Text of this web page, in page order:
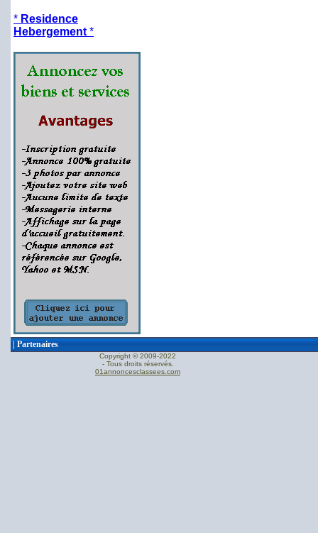
* Residence
Hebergement *
|Partenaires
Copyright © 2009-2022
- Tous droits réservés.
01annoncesclassees.com